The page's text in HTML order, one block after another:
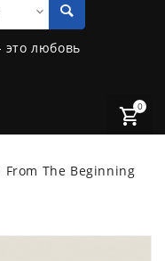
любовь
0
From The Beginning